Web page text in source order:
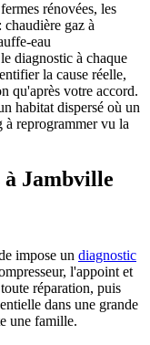
rénovées, les
gaz à
eau
diagnostic à chaque
la cause réelle,
qu'après votre accord.
habitat dispersé où un
à reprogrammer vu la
à Jambville
impose un diagnostic
l'appoint et
réparation, puis
dans une grande
une famille.